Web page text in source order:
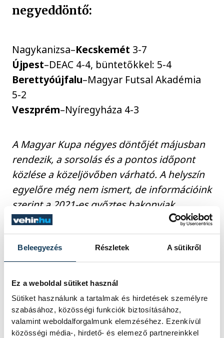
Beleegyezés Részletek A sütikről
Ez a weboldal sütiket használ
Sütiket használunk a tartalmak és hirdetések személyre
szabásához, közösségi funkciók biztosításához,
valamint weboldalforgalmunk elemzéséhez. Ezenkívül
közösségi média-, hirdető- és elemező partnereinkkel
negyeddöntő:
Nagykanizsa–Kecskemét 3-7
Újpest–DEAC 4-4, büntetőkkel: 5-4
Berettyóújfalu–Magyar Futsal Akadémia
5-2
Veszprém–Nyíregyháza 4-3
A Magyar Kupa négyes döntőjét májusban
rendezik, a sorsolás és a pontos időpont
közlése a közeljövőben várható. A helyszín
egyelőre még nem ismert, de információink
szerint a 2021-es győztes bakonyiak
pályáztak a rendezési lehetőségre.
GALÉRIA
Vehir.hu Futsal Veszprém–Á Studió
Futsal Nyíregyháza 4-3 (2-2)
103 kép